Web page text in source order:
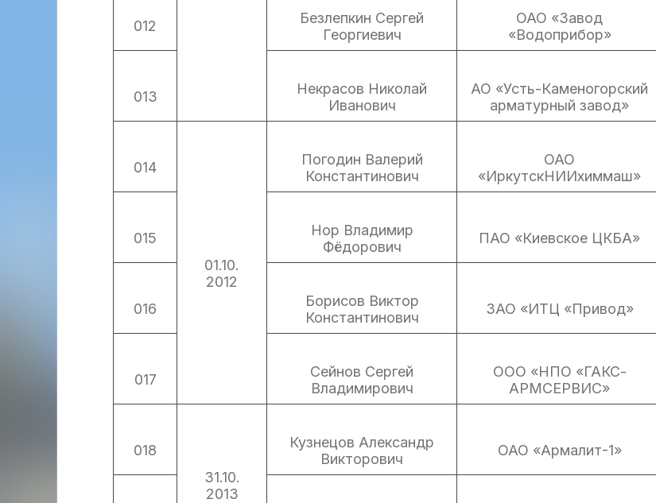
012
Безлепкин Сергей
Георгиевич
ОАО «Завод
«Водоприбор»
013
Некрасов Николай
Иванович
АО «Усть-Каменогорский
арматурный завод»
014
01.10.
2012
Погодин Валерий
Константинович
ОАО
«ИркутскНИИхиммаш»
015
Нор Владимир
Фёдорович
ПАО «Киевское ЦКБА»
016
Борисов Виктор
Константинович
ЗАО «ИТЦ «Привод»
017
Сейнов Сергей
Владимирович
ООО «НПО «ГАКС-
АРМСЕРВИС»
018
31.10.
2013
Кузнецов Александр
Викторович
ОАО «Армалит-1»